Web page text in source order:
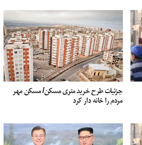
جزئیات طرح خرید متری مسکن/ مسکن مهر
مردم را خانه دار کرد